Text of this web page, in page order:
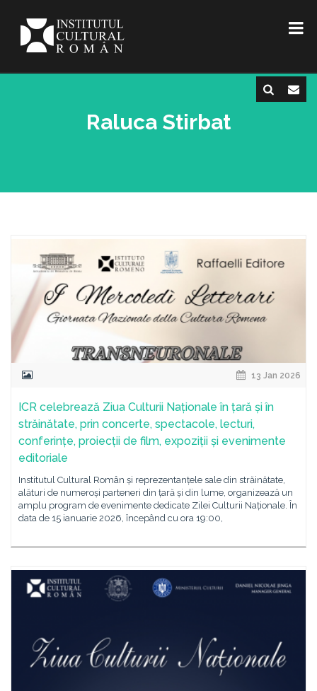
Raluca Stirbat
13 Jan 2026
ICR celebrează Ziua Culturii Naționale în țară și în
străinătate, prin concerte, spectacole, lecturi,
conferințe, proiecții de film, expoziții și evenimente
editoriale
Institutul Cultural Român și reprezentanțele sale din străinătate,
alături de numeroși parteneri din țară și din lume, organizează un
amplu program de evenimente dedicate Zilei Culturii Naționale. În
data de 15 ianuarie 2026, începând cu ora 19:00,